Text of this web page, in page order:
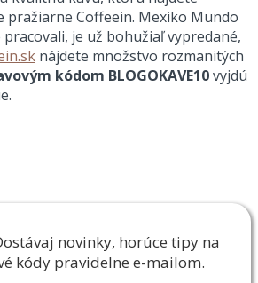
pražiarne Coffeein. Mexiko Mundo
je už bohužiaľ vypredané,
nájdete množstvo rozmanitých
kódom BLOGOKAVE10vyjdú
novinky, horúce tipy na
kódy pravidelne e-mailom.